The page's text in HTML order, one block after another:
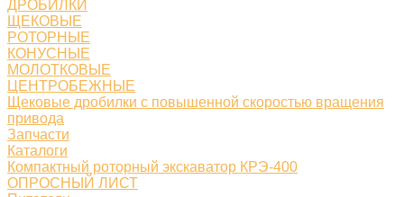
ДРОБИЛКИ
ЩЕКОВЫЕ
РОТОРНЫЕ
КОНУСНЫЕ
МОЛОТКОВЫЕ
ЦЕНТРОБЕЖНЫЕ
Щековые дробилки с повышенной скоростью вращения
привода
Запчасти
Каталоги
Компактный роторный экскаватор КРЭ-400
ОПРОСНЫЙ ЛИСТ